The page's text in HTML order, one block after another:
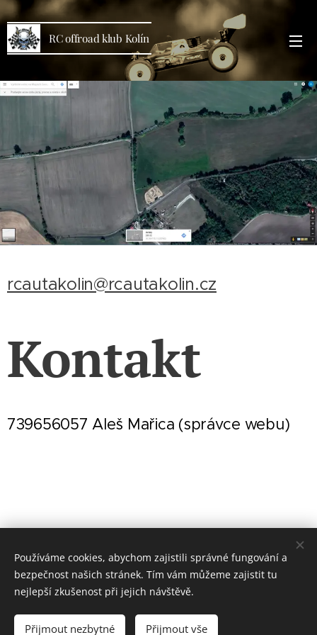
RC offroad klub Kolín
rcautakolin@rcautakolin.cz
Kontakt
739656057 Aleš Mařica (správce webu)
Používáme cookies, abychom zajistili správné fungování a
bezpečnost našich stránek. Tím vám můžeme zajistit tu
nejlepší zkušenost při jejich návštěvě.
Přijmout nezbytné Přijmout vše